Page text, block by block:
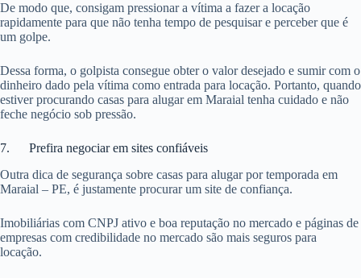
De modo que, consigam pressionar a vítima a fazer a locação
rapidamente para que não tenha tempo de pesquisar e perceber que é
um golpe.
Dessa forma, o golpista consegue obter o valor desejado e sumir com o
dinheiro dado pela vítima como entrada para locação. Portanto, quando
estiver procurando casas para alugar em Maraial tenha cuidado e não
feche negócio sob pressão.
7. Prefira negociar em sites confiáveis
Outra dica de segurança sobre casas para alugar por temporada em
Maraial – PE, é justamente procurar um site de confiança.
Imobiliárias com CNPJ ativo e boa reputação no mercado e páginas de
empresas com credibilidade no mercado são mais seguros para
locação.